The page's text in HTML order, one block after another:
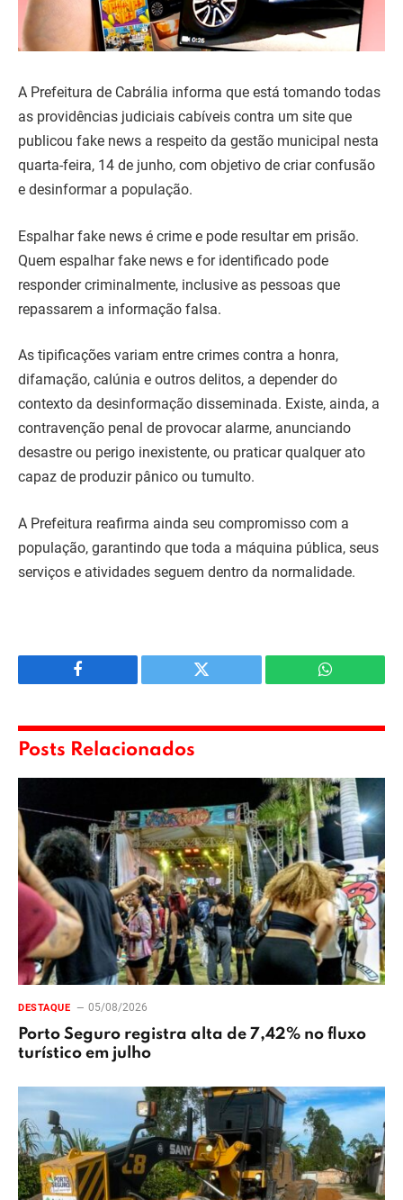
A Prefeitura de Cabrália informa que está tomando todas
as providências judiciais cabíveis contra um site que
publicou fake news a respeito da gestão municipal nesta
quarta-feira, 14 de junho, com objetivo de criar confusão
e desinformar a população.
Espalhar fake news é crime e pode resultar em prisão.
Quem espalhar fake news e for identificado pode
responder criminalmente, inclusive as pessoas que
repassarem a informação falsa.
As tipificações variam entre crimes contra a honra,
difamação, calúnia e outros delitos, a depender do
contexto da desinformação disseminada. Existe, ainda, a
contravenção penal de provocar alarme, anunciando
desastre ou perigo inexistente, ou praticar qualquer ato
capaz de produzir pânico ou tumulto.
A Prefeitura reafirma ainda seu compromisso com a
população, garantindo que toda a máquina pública, seus
serviços e atividades seguem dentro da normalidade.
Facebook Twitter WhatsApp
Posts Relacionados
DESTAQUE 05/08/2026
Porto Seguro registra alta de 7,42% no fluxo
turístico em julho